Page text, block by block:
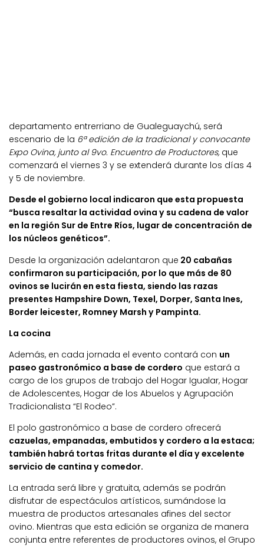
departamento entrerriano de Gualeguaychú, será
escenario de la 6ª edición de la tradicional y convocante
Expo Ovina, junto al 9vo. Encuentro de Productores,que
comenzará el viernes 3 y se extenderá durante los días 4
y 5 de noviembre.
Desde el gobierno local indicaron que esta propuesta
“busca resaltar la actividad ovina y su cadena de valor
en la región Sur de Entre Ríos, lugar de concentración de
los núcleos genéticos”.
Desde la organización adelantaron que 20 cabañas
confirmaron su participación, por lo que más de 80
ovinos se lucirán en esta fiesta, siendo las razas
presentes Hampshire Down, Texel, Dorper, Santa Ines,
Border leicester, Romney Marsh y Pampinta.
La cocina
Además, en cada jornada el evento contará con un
paseo gastronómico a base de cordero que estará a
cargo de los grupos de trabajo del Hogar Igualar, Hogar
de Adolescentes, Hogar de los Abuelos y Agrupación
Tradicionalista “El Rodeo”.
El polo gastronómico a base de cordero ofrecerá
cazuelas, empanadas, embutidos y cordero a la estaca;
también habrá tortas fritas durante el día y excelente
servicio de cantina y comedor.
La entrada será libre y gratuita, además se podrán
disfrutar de espectáculos artísticos, sumándose la
muestra de productos artesanales afines del sector
ovino. Mientras que esta edición se organiza de manera
conjunta entre referentes de productores ovinos, el Grupo